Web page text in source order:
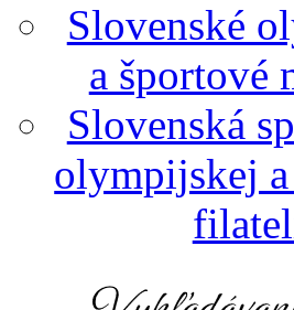
Slovenské
a športové
Slovenská
olympijskej